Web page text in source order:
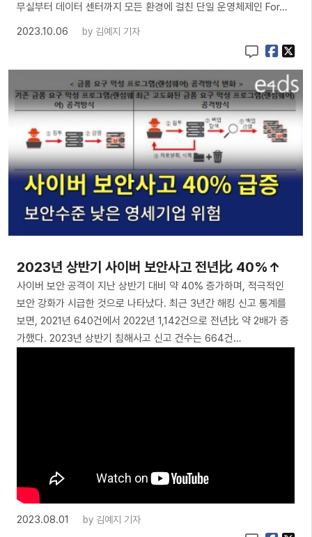
무실부터 데이터 센터까지 모든 환경에 걸친 단일 운영체제인 For…
2023.10.06
by 김예지 기자
2023년 상반기 사이버 보안사고 전년比 40%↑
사이버 보안 공격이 지난 상반기 대비 약 40% 증가하며, 적극적인
보안 강화가 시급한 것으로 나타났다. 최근 3년간 해킹 신고 통계를
보면, 2021년 640건에서 2022년 1,142건으로 전년比 약 2배가 증
가했다. 2023년 상반기 침해사고 신고 건수는 664건…
2023.08.01 by 김예지 기자